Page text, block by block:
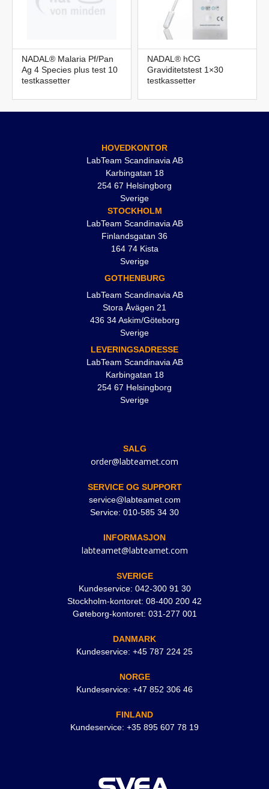
NADAL® Malaria Pf/Pan
Ag 4 Species plus test 10
testkassetter
NADAL® hCG
Graviditetstest 1×30
testkassetter
HOVEDKONTOR
LabTeam Scandinavia AB
Karbingatan 18
254 67 Helsingborg
Sverige
STOCKHOLM
LabTeam Scandinavia AB
Finlandsgatan 36
164 74 Kista
Sverige
GOTHENBURG
LabTeam Scandinavia AB
Stora Åvägen 21
436 34 Askim/Göteborg
Sverige
LEVERINGSADRESSE
LabTeam Scandinavia AB
Karbingatan 18
254 67 Helsingborg
Sverige
SALG
order@labteamet.com
SERVICE OG SUPPORT
service@labteamet.com
Service: 010-585 34 30
INFORMASJON
labteamet@labteamet.com
SVERIGE
Kundeservice: 042-300 91 30
Stockholm-kontoret: 08-400 200 42
Gøteborg-kontoret: 031-277 001
DANMARK
Kundeservice: +45 787 224 25
NORGE
Kundeservice: +47 852 306 46
FINLAND
Kundeservice: +35 895 607 78 19